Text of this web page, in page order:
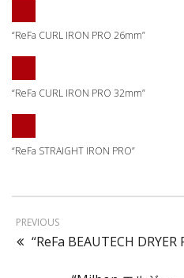
“ReFa CURL IRON PRO 26mm”
“ReFa CURL IRON PRO 32mm”
“ReFa STRAIGHT IRON PRO”
PREVIOUS
“ReFa BEAUTECH